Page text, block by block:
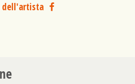
dell'artista